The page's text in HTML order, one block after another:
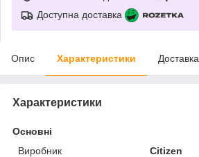
Доступна доставка
Опис Характеристики Доставка
Характеристики
Основні
Виробник
Citizen